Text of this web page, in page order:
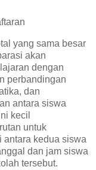
yang sama besar
akan
dengan
perbandingan
dan
antara siswa
kecil
untuk
antara kedua siswa
dan jam siswa
tersebut.